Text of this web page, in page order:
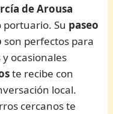
de Arousa
Su paseo
son perfectos para
ocasionales
te recibe con
local.
cercanos te